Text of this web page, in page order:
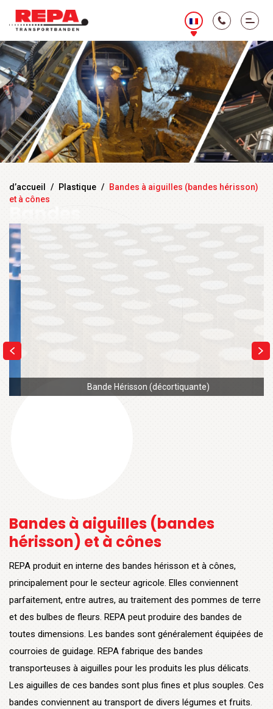
d’accueil / Plastique /
Bandes à aiguilles (bandes hérisson)
et à cônes
Bande Hérisson (décortiquante)
Bandes à aiguilles (bandes
hérisson) et à cônes
REPA produit en interne des bandes hérisson et à cônes,
principalement pour le secteur agricole. Elles conviennent
parfaitement, entre autres, au traitement des pommes de terre
et des bulbes de fleurs. REPA peut produire des bandes de
toutes dimensions. Les bandes sont généralement équipées de
courroies de guidage. REPA fabrique des bandes
transporteuses à aiguilles pour les produits les plus délicats.
Les aiguilles de ces bandes sont plus fines et plus souples. Ces
bandes conviennent au transport de divers légumes et fruits.